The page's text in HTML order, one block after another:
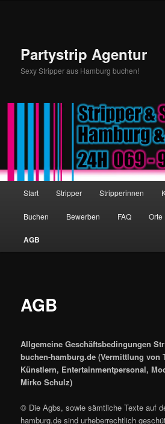
Partystrip Agentur
Sexy Stripper aus Hamburg buchen!
Zum Inhalt wechseln
Zum sekundären Inhalt wechseln
Start Stripper Stripperinnen
Buchen Bewerben FAQ Orte
AGB
AGB
Allgemeine Geschäftsbedingungen
buchen-hamburg.de (Vermittlung von
Künstlern, Entertainmentpersonal,
Mirko Schulz)
© Die Agbs, sowie sämtliche Texte auf
hamburg.de sind urheberrechtlich